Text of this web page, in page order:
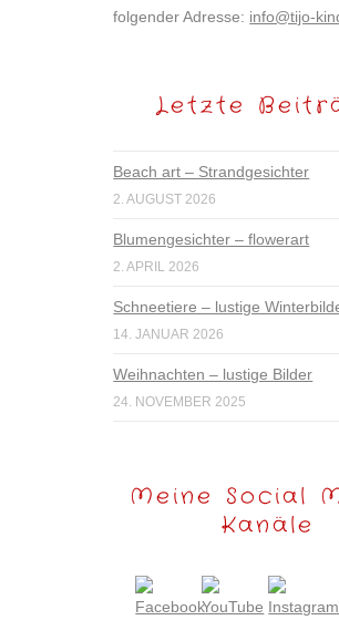
folgender Adresse: info@tijo-
Letzte
Beach art – Strandgesichter
2. AUGUST 2026
Blumengesichter – flowerart
2. APRIL 2026
Schneetiere – lustige
14. JANUAR 2026
Weihnachten – lustige Bilder
24. NOVEMBER 2025
Meine Social
Kanäle